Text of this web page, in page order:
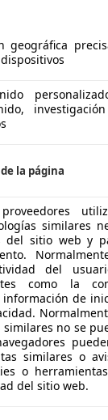
12/2021
€ 7.250
05/2011
geográfica
la página
similares
del sitio web y
del
como la
de
no se
similares o
o
del sitio web.